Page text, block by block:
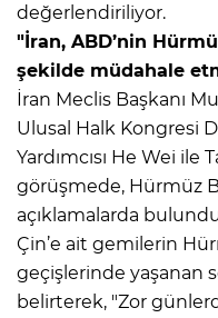
değerlendiriliyor.
"İran, ABD’nin
şekilde müdahale
İran Meclis Başkanı
Ulusal Halk Kongresi
Yardımcısı He Wei
görüşmede, Hürmüz
açıklamalarda
Çin’e ait gemilerin
geçişlerinde yaşanan
belirterek, "Zor